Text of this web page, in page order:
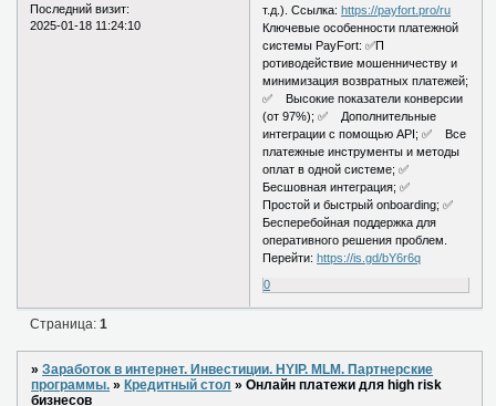
Последний визит:
2025-01-18 11:24:10
т.д.). Ссылка:https://payfort.pro/ru
Ключевые особенности платежной
системы PayFort: ✅П
ротиводействие мошенничеству и
минимизация возвратных платежей;
✅ Высокие показатели конверсии
(от 97%); ✅ Дополнительные
интеграции с помощью API; ✅ Все
платежные инструменты и методы
оплат в одной системе; ✅
Бесшовная интеграция; ✅
Простой и быстрый onboarding; ✅
Бесперебойная поддержка для
оперативного решения проблем.
Перейти:https://is.gd/bY6r6q
0
Страница:1
»Заработок в интернет. Инвестиции. HYIP. MLM. Партнерские
программы. » Кредитный стол »Онлайн платежи для high risk
бизнесов